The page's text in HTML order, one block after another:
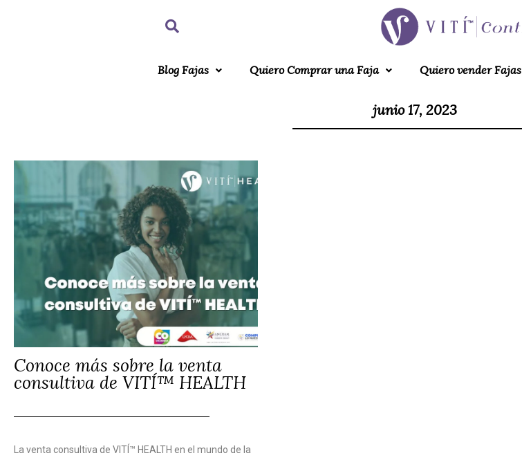
Blog Fajas Quiero Comprar una Faja Quiero vender Fajas
junio 17, 2023
Conoce más sobre la venta
consultiva de VITÍ™ HEALTH
La venta consultiva de VITÍ™ HEALTH en el mundo de la